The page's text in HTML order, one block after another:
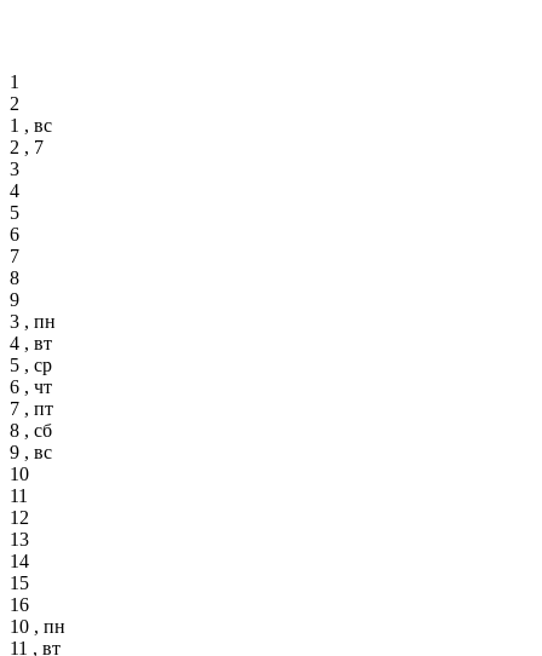
1
2
1 , вс
2 , 7
3
4
5
6
7
8
9
3 , пн
4 , вт
5 , ср
6 , чт
7 , пт
8 , сб
9 , вс
10
11
12
13
14
15
16
10 , пн
11 , вт